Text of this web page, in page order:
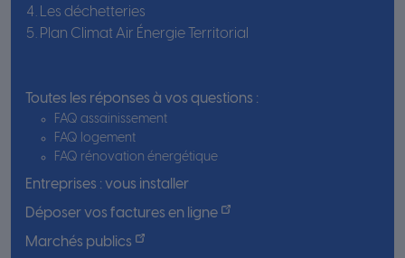
Les déchetteries
Plan Climat Air Énergie Territorial
Toutes les réponses à vos questions :
FAQ assainissement
FAQ logement
FAQ rénovation énergétique
Entreprises : vous installer
Déposer vos factures en ligne
Marchés publics